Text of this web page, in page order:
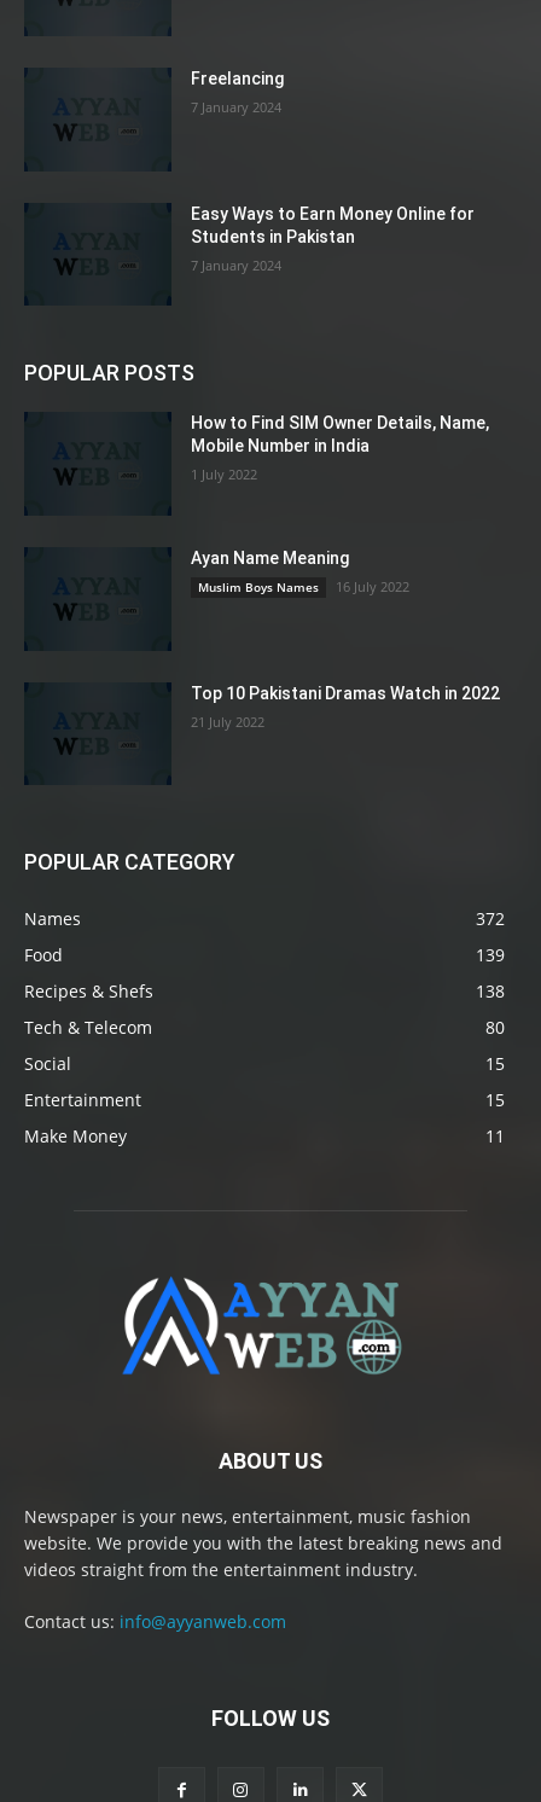
Freelancing
7 January 2024
Easy Ways to Earn Money Online for
Students in Pakistan
7 January 2024
POPULAR POSTS
How to Find SIM Owner Details, Name,
Mobile Number in India
1 July 2022
Ayan Name Meaning
Muslim Boys Names 16 July 2022
Top 10 Pakistani Dramas Watch in 2022
21 July 2022
POPULAR CATEGORY
Names
372
Food
139
Recipes & Shefs
138
Tech & Telecom
80
Social
15
Entertainment
15
Make Money
11
ABOUT US
Newspaper is your news, entertainment, music fashion
website. We provide you with the latest breaking news and
videos straight from the entertainment industry.
Contact us: info@ayyanweb.com
FOLLOW US